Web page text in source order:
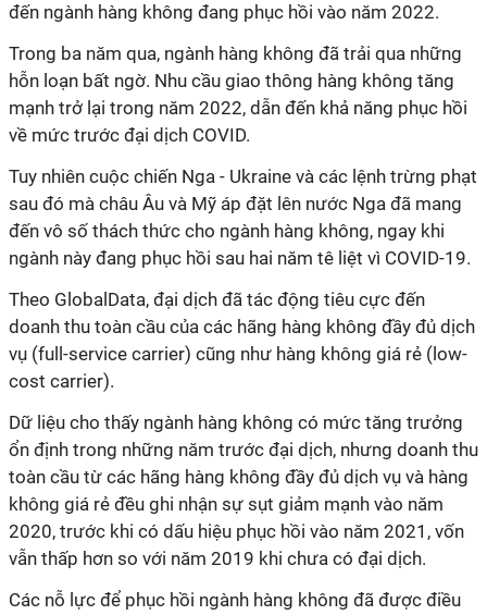
đến ngành hàng không đang phục hồi vào năm 2022.
Trong ba năm qua, ngành hàng không đã trải qua những
hỗn loạn bất ngờ. Nhu cầu giao thông hàng không tăng
mạnh trở lại trong năm 2022, dẫn đến khả năng phục hồi
về mức trước đại dịch COVID.
Tuy nhiên cuộc chiến Nga - Ukraine và các lệnh trừng phạt
sau đó mà châu Âu và Mỹ áp đặt lên nước Nga đã mang
đến vô số thách thức cho ngành hàng không, ngay khi
ngành này đang phục hồi sau hai năm tê liệt vì COVID-19.
Theo GlobalData, đại dịch đã tác động tiêu cực đến
doanh thu toàn cầu của các hãng hàng không đầy đủ dịch
vụ (full-service carrier) cũng như hàng không giá rẻ (low-
cost carrier).
Dữ liệu cho thấy ngành hàng không có mức tăng trưởng
ổn định trong những năm trước đại dịch, nhưng doanh thu
toàn cầu từ các hãng hàng không đầy đủ dịch vụ và hàng
không giá rẻ đều ghi nhận sự sụt giảm mạnh vào năm
2020, trước khi có dấu hiệu phục hồi vào năm 2021, vốn
vẫn thấp hơn so với năm 2019 khi chưa có đại dịch.
Các nỗ lực để phục hồi ngành hàng không đã được điều